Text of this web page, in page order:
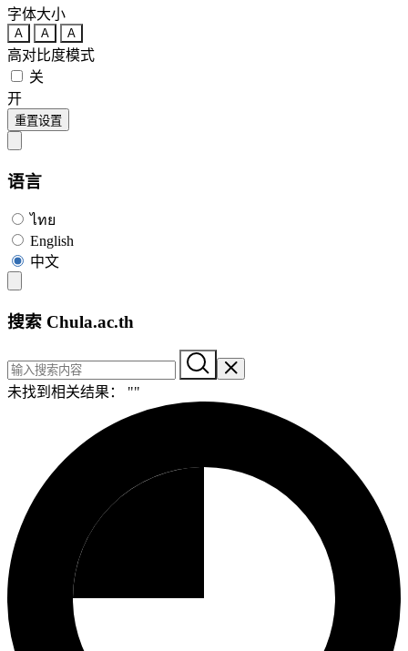
字体大小
A A A
高对比度模式
关
开
重置设置
语言
ไทย
English
中文
搜索 Chula.ac.th
未找到相关结果： ""